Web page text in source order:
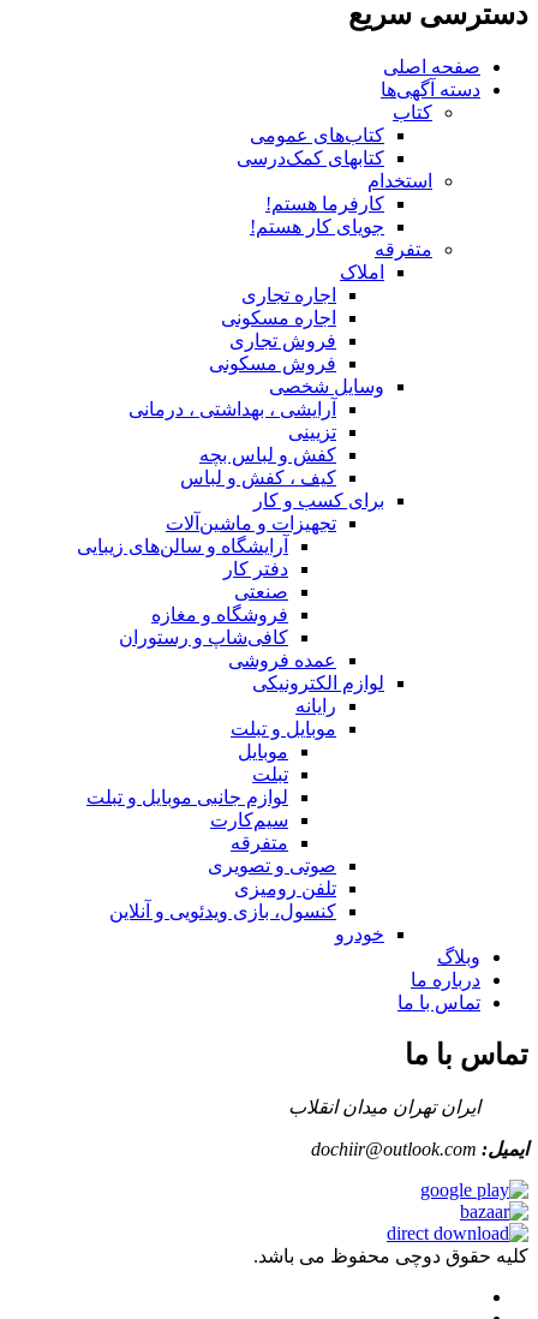
دسترسی سریع
صفحه اصلی
دسته آگهی‌ها
کتاب
کتاب‌های عمومی
کتابهای کمک‌درسی
استخدام
کارفرما هستم!
جویای کار هستم!
متفرقه
املاک
اجاره تجاری
اجاره مسکونی
فروش تجاری
فروش مسکونی
وسایل شخصی
آرایشی ، بهداشتی ، درمانی
تزیینی
کفش و لباس بچه
کیف ، کفش و لباس
برای کسب و کار
تجهیزات و ماشین‌آلات
آرایشگاه و سالن‌های زیبایی
دفتر کار
صنعتی
فروشگاه و مغازه
کافی‌شاپ و رستوران
عمده فروشی
لوازم الکترونیکی
رایانه
موبایل و تبلت
موبایل
تبلت
لوازم جانبی موبایل و تبلت
سیم‌کارت
متفرقه
صوتی و تصویری
تلفن رومیزی
کنسول، بازی‌ ویدئویی و آنلاین
خودرو
وبلاگ
درباره ما
تماس با ما
تماس با ما
ایران تهران میدان انقلاب
ایمیل: dochiir@outlook.com
کلیه حقوق دوچی محفوظ می باشد.